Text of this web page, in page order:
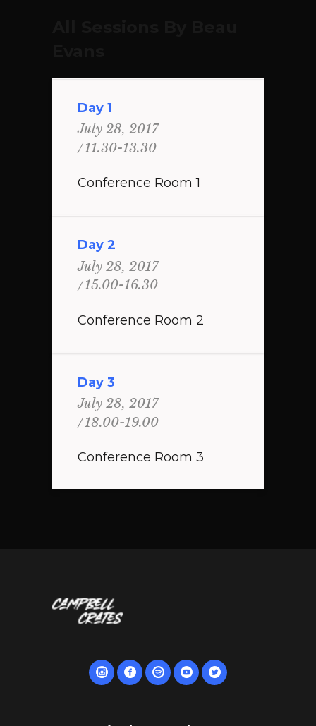
Day 1
July 28, 2017
11.30-13.30
Conference Room 1
Day 2
July 28, 2017
15.00-16.30
Conference Room 2
Day 3
July 28, 2017
18.00-19.00
Conference Room 3